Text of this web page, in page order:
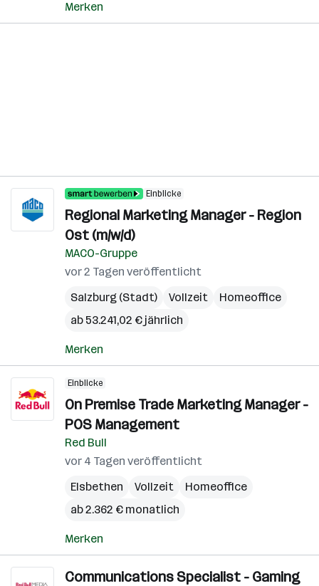
Merken
Einblicke
Regional Marketing Manager - Region
Ost (m/w/d)
MACO-Gruppe
vor 2 Tagen veröffentlicht
Salzburg (Stadt)
Vollzeit
Homeoffice
ab 53.241,02 € jährlich
Merken
Einblicke
On Premise Trade Marketing Manager -
POS Management
Red Bull
vor 4 Tagen veröffentlicht
Elsbethen
Vollzeit
Homeoffice
ab 2.362 € monatlich
Merken
Communications Specialist - Gaming